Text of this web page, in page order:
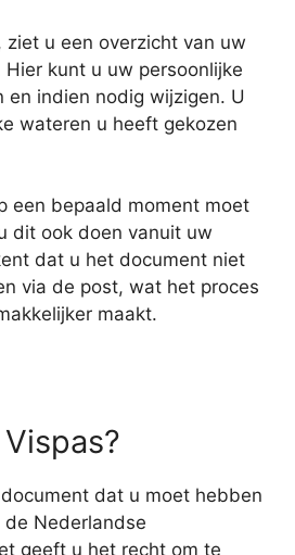
ziet u een overzicht van uw
kunt u uw persoonlijke
en indien nodig wijzigen. U
wateren u heeft gekozen
een bepaald moment moet
dit ook doen vanuit uw
dat u het document niet
via de post, wat het proces
maakt.
dat u moet hebben
Nederlandse
geeft u het recht om te